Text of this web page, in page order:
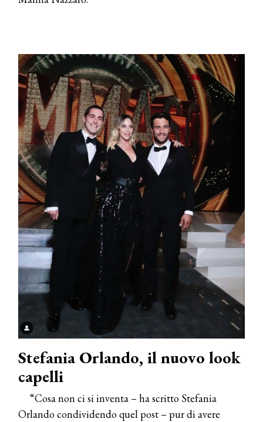
Stefania Orlando, il nuovo look
capelli
“Cosa non ci si inventa – ha scritto Stefania
Orlando condividendo quel post – pur di avere